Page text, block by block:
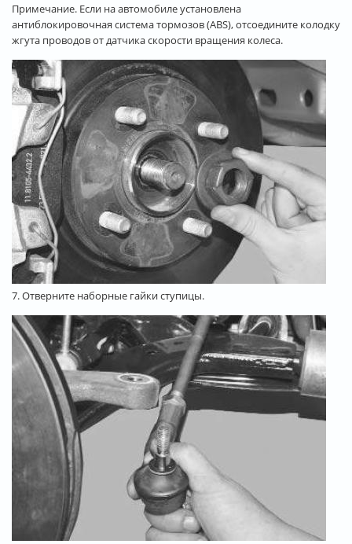
Примечание. Если на автомобиле установлена
антиблокировочная система тормозов (ABS), отсоедините колодку
жгута проводов от датчика скорости вращения колеса.
7. Отверните наборные гайки ступицы.